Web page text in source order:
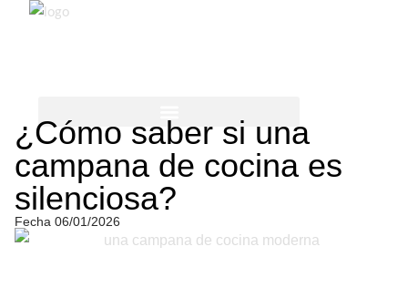
¿Cómo saber si una
campana de cocina es
silenciosa?
Fecha 06/01/2026